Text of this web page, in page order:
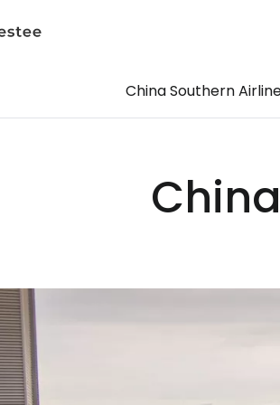
China Southern